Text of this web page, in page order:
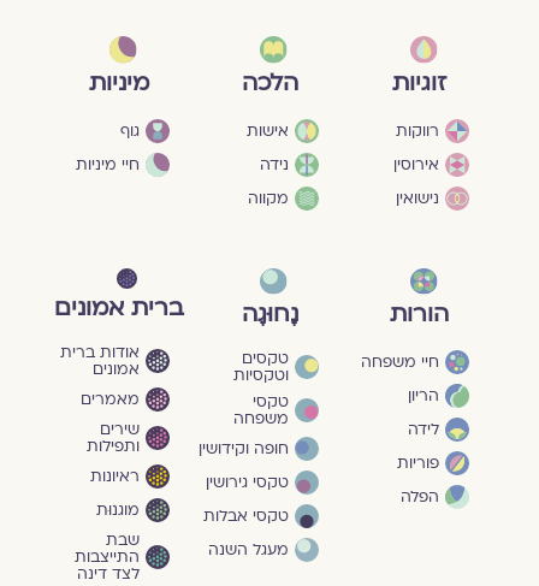
זוגיות
רווקות
אירוסין
נישואין
הלכה
אישות
נידה
מקווה
מיניות
גוף
חיי מיניות
הורות
חיי משפחה
הריון
לידה
פוריות
הפלה
נָחוּגָה
טקסים
וטקסיות
טקסי
משפחה
חופה וקידושין
טקסי גירושין
טקסי אבלות
מעגל השנה
ברית אמונים
אודות ברית
אמונים
מאמרים
שירים
ותפילות
ראיונות
מוגנוּת
שבת
התייצבות
לצד דינה